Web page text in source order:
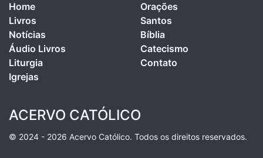
Home
Livros
Notícias
Áudio Livros
Liturgia
Igrejas
Orações
Santos
Bíblia
Catecismo
Contato
ACERVO CATÓLICO
© 2024 - 2026 Acervo Católico. Todos os direitos reservados.